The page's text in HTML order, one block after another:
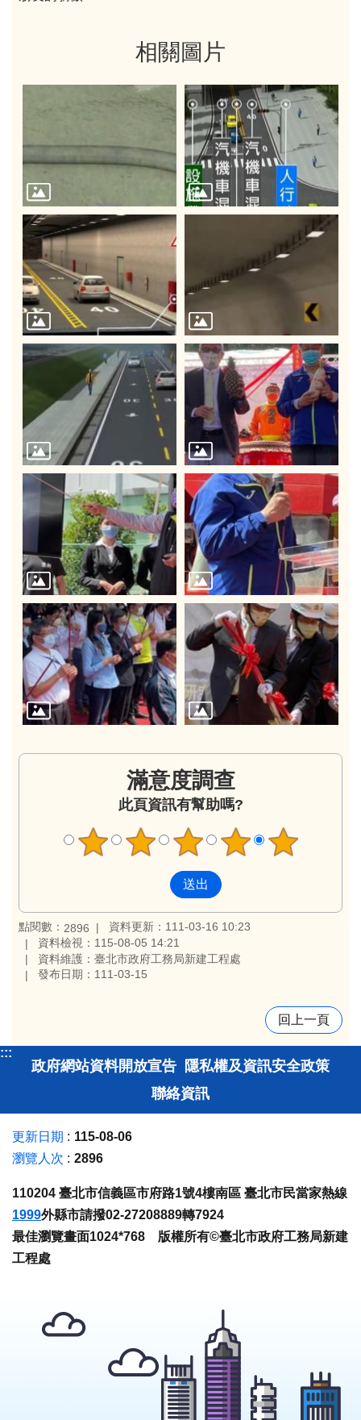
相關圖片
滿意度調查
此頁資訊有幫助嗎?
點閱數： 2896
資料更新：111-03-16 10:23
資料檢視：115-08-05 14:21
資料維護：臺北市政府工務局新建工程處
發布日期：111-03-15
回上一頁
:::
政府網站資料開放宣告 隱私權及資訊安全政策
聯絡資訊
更新日期
115-08-06
瀏覽人次
2896
110204 臺北市信義區市府路1號4樓南區 臺北市民當家熱線
1999外縣市請撥02-27208889轉7924
最佳瀏覽畫面1024*768 版權所有©臺北市政府工務局新建
工程處